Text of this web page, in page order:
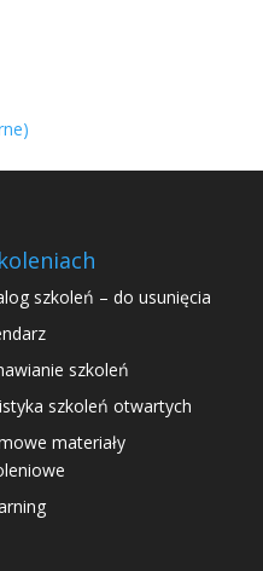
szkoleń – do usunięcia
szkoleń
szkoleń otwartych
materiały